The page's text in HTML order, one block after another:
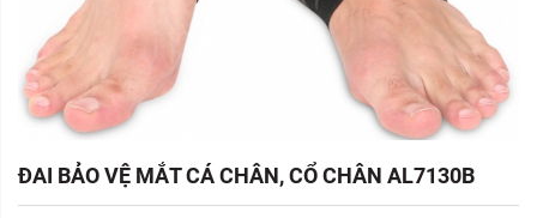
ĐAI BẢO VỆ MẮT CÁ CHÂN, CỔ CHÂN AL7130B